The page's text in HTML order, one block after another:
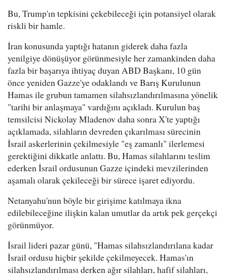
Bu, Trump'ın tepkisini çekebileceği için potansiyel olarak
riskli bir hamle.
İran konusunda yaptığı hatanın giderek daha fazla
yenilgiye dönüşüyor görünmesiyle her zamankinden daha
fazla bir başarıya ihtiyaç duyan ABD Başkanı, 10 gün
önce yeniden Gazze'ye odaklandı ve Barış Kurulunun
Hamas ile grubun tamamen silahsızlandırılmasına yönelik
"tarihi bir anlaşmaya" vardığını açıkladı. Kurulun baş
temsilcisi Nickolay Mladenov daha sonra X'te yaptığı
açıklamada, silahların devreden çıkarılması sürecinin
İsrail askerlerinin çekilmesiyle "eş zamanlı" ilerlemesi
gerektiğini dikkatle anlattı. Bu, Hamas silahlarını teslim
ederken İsrail ordusunun Gazze içindeki mevzilerinden
aşamalı olarak çekileceği bir sürece işaret ediyordu.
Netanyahu'nun böyle bir girişime katılmaya ikna
edilebileceğine ilişkin kalan umutlar da artık pek gerçekçi
görünmüyor.
İsrail lideri pazar günü, "Hamas silahsızlandırılana kadar
İsrail ordusu hiçbir şekilde çekilmeyecek. Hamas'ın
silahsızlandırılması derken ağır silahları, hafif silahları,